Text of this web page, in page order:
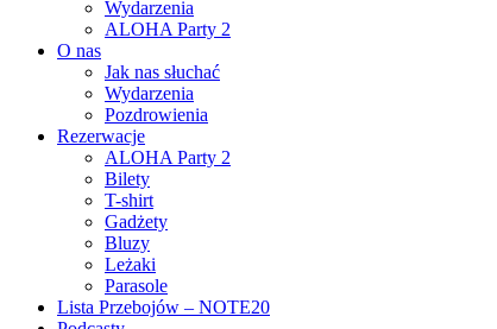
Wydarzenia
ALOHA Party 2
O nas
Jak nas słuchać
Wydarzenia
Pozdrowienia
Rezerwacje
ALOHA Party 2
Bilety
T-shirt
Gadżety
Bluzy
Leżaki
Parasole
Lista Przebojów – NOTE20